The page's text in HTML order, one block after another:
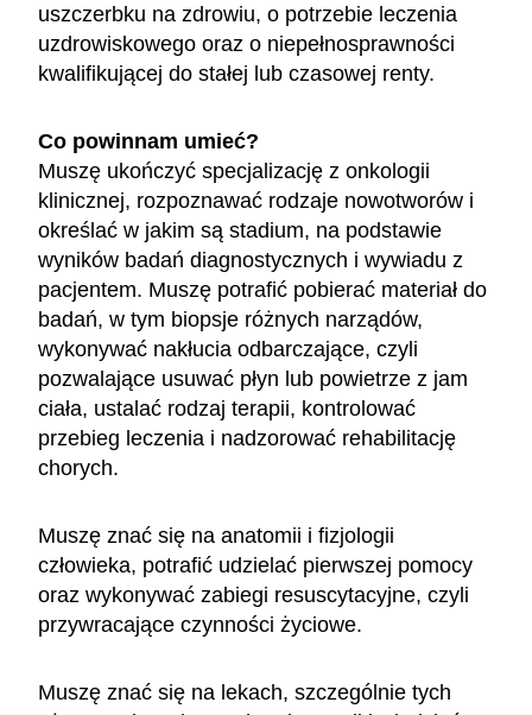
uszczerbku na zdrowiu, o potrzebie leczenia
uzdrowiskowego oraz o niepełnosprawności
kwalifikującej do stałej lub czasowej renty.
Co powinnam umieć?
Muszę ukończyć specjalizację z onkologii
klinicznej, rozpoznawać rodzaje nowotworów i
określać w jakim są stadium, na podstawie
wyników badań diagnostycznych i wywiadu z
pacjentem. Muszę potrafić pobierać materiał do
badań, w tym biopsje różnych narządów,
wykonywać nakłucia odbarczające, czyli
pozwalające usuwać płyn lub powietrze z jam
ciała, ustalać rodzaj terapii, kontrolować
przebieg leczenia i nadzorować rehabilitację
chorych.
Muszę znać się na anatomii i fizjologii
człowieka, potrafić udzielać pierwszej pomocy
oraz wykonywać zabiegi resuscytacyjne, czyli
przywracające czynności życiowe.
Muszę znać się na lekach, szczególnie tych